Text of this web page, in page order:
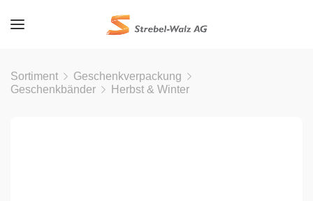
Sortiment
Geschenkverpackung
Geschenkbänder
Herbst & Winter